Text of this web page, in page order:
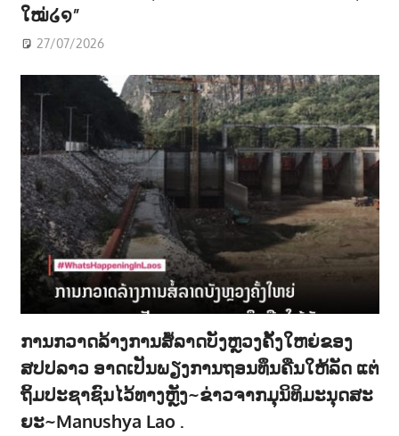
ໃໝ່໒໑”
27/07/2026
ການກວາດລ້າງການສໍ້ລາດບັງຫຼວງຄັ້ງໃຫຍ່ຂອງ
ສປປລາວ ອາດເປັນພຽງການຖອນທຶນຄືນໃຫ້ລັດ ແຕ່
ຖິ້ມປະຊາຊົນໄວ້ທາງຫຼັງ~ຂ່າວຈາກມຸນິທິມະນຸດສະ
ຍະ~Manushya Lao .